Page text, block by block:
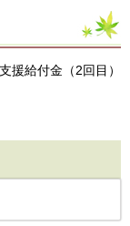
援給付金（2回目）